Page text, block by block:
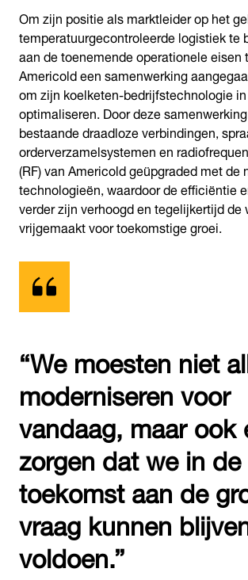
Om zijn positie als marktleider op het
temperatuurgecontroleerde logistiek te
aan de toenemende operationele eisen
Americold een samenwerking
om zijn koelketen-bedrijfstechnologie
optimaliseren. Door deze
bestaande draadloze verbindingen,
orderverzamelsystemen en
(RF) van Americold geüpgraded met de
technologieën, waardoor de efficiëntie
verder zijn verhoogd en tegelijkertijd de
vrijgemaakt voor toekomstige groei.
“We moesten niet
moderniseren voor
vandaag, maar ook
zorgen dat we in de
toekomst aan de
vraag kunnen
voldoen.”